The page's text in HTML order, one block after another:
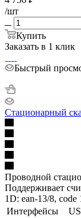
/шт
Купить
Заказать в 1 клик
Быстрый
Стационарный
Проводной
Поддерживает
1D: ean-13/8, code
Интерфейсы